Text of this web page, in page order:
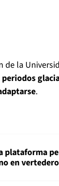
de la
.
plataforma
en